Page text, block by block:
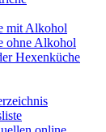
mit Alkohol
ohne Alkohol
Hexenküche